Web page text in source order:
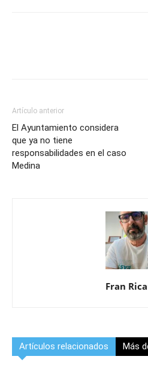
Artículo anterior
El Ayuntamiento considera
que ya no tiene
responsabilidades en el caso
Medina
Fran
Artículos relacionados Más